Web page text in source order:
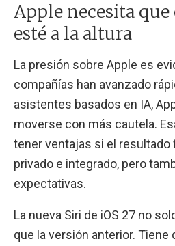
Apple necesita que
esté a la altura
La presión sobre Apple es
compañías han avanzado
asistentes basados en IA,
moverse con más cautela.
tener ventajas si el resultado
privado e integrado, pero
expectativas.
La nueva Siri de iOS 27 no
que la versión anterior. Tiene